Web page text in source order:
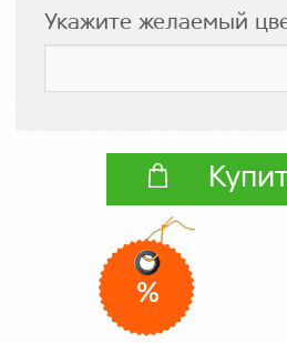
Укажите желаемый
%